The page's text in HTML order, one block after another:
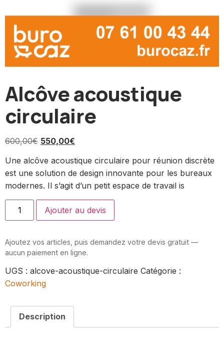
Alcôve acoustique
circulaire
600,00€ 550,00€
Une alcôve acoustique circulaire pour réunion discrète
est une solution de design innovante pour les bureaux
modernes. Il s’agit d’un petit espace de travail is
Ajouter au devis
Ajoutez vos articles, puis demandez votre devis gratuit —
aucun paiement en ligne.
UGS : alcove-acoustique-circulaire Catégorie :
Coworking
Description